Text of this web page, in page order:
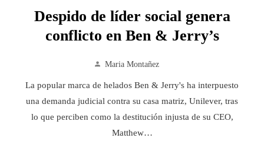
Despido de líder social genera
conflicto en Ben & Jerry’s
Maria Montañez
La popular marca de helados Ben & Jerry's ha interpuesto
una demanda judicial contra su casa matriz, Unilever, tras
lo que perciben como la destitución injusta de su CEO,
Matthew…